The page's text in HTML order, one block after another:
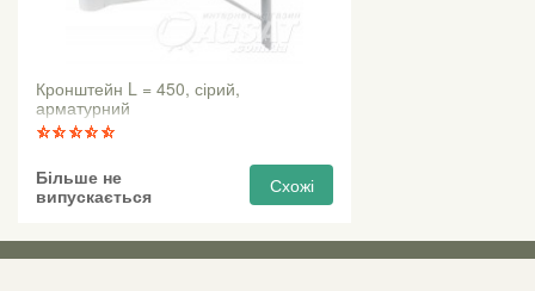
Кронштейн L = 450, сірий,
арматурний
Більше не
випускається
Схожі